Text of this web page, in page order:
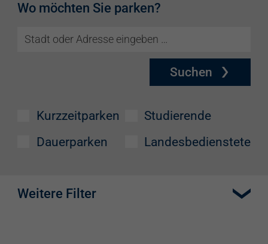
Wo möchten Sie parken?
Suchen
Kurzzeitparken
Dauerparken
Studierende
Landesbedienstete
Weitere Filter